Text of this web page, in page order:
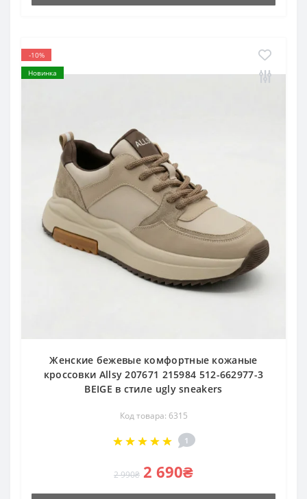
-10%
Новинка
Женские бежевые комфортные кожаные
кроссовки Allsy 207671 215984 512-662977-3
BEIGE в стиле ugly sneakers
Код товара: 6315
1
2 990₴ 2 690₴